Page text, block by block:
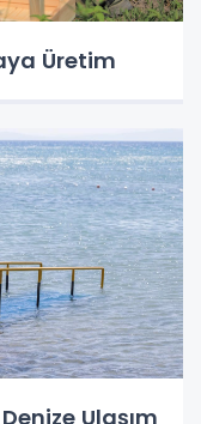
Üretim
Ulaşım